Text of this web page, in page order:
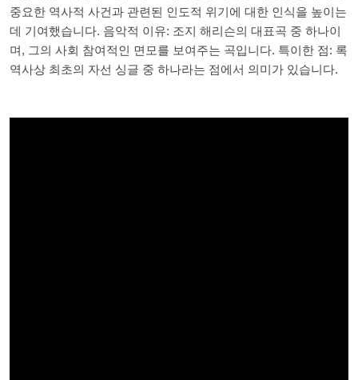
중요한 역사적 사건과 관련된 인도적 위기에 대한 인식을 높이는
데 기여했습니다. 음악적 이유: 조지 해리슨의 대표곡 중 하나이
며, 그의 사회 참여적인 면모를 보여주는 곡입니다. 특이한 점: 록
역사상 최초의 자선 싱글 중 하나라는 점에서 의미가 있습니다.